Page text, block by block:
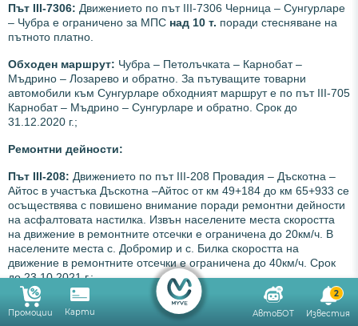
Промоции Карти АвтоБОТ
2
Известия
Път III-7306: Движението по път ІІІ-7306 Черница – Сунгурларе
– Чубра е ограничено за МПС над 10 т. поради стесняване на
пътното платно.
Обходен маршрут: Чубра – Петолъчката – Карнобат –
Мъдрино – Лозарево и обратно. За пътуващите товарни
автомобили към Сунгурларе обходният маршрут е по път III-705
Карнобат – Мъдрино – Сунгурларе и обратно. Срок до
31.12.2020 г.;
Ремонтни дейности:
Път III-208: Движението по път ІІІ-208 Провадия – Дъскотна –
Айтос в участъка Дъскотна –Айтос от км 49+184 до км 65+933 се
осъществява с повишено внимание поради ремонтни дейности
на асфалтовата настилка. Извън населените места скоростта
на движение в ремонтните отсечки е ограничена до 20км/ч. В
населените места с. Добромир и с. Билка скоростта на
движение в ремонтните отсечки е ограничена до 40км/ч. Срок
до 23.10.2021 г.;
Път ІІІ-7909:Движението по път III-7909 Горно Езерово –
Трояново от км 8+900 до км 9+150 в участъка Горно Езерово –